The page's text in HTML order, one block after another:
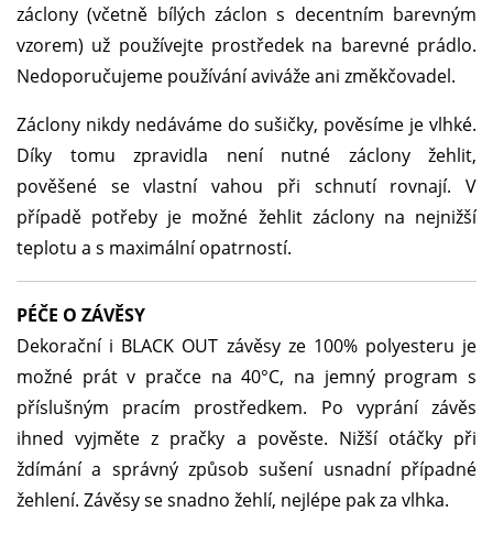
záclony (včetně bílých záclon s decentním barevným
vzorem) už používejte prostředek na barevné prádlo.
Nedoporučujeme používání aviváže ani změkčovadel.
Záclony nikdy nedáváme do sušičky, pověsíme je vlhké.
Díky tomu zpravidla není nutné záclony žehlit,
pověšené se vlastní vahou při schnutí rovnají. V
případě potřeby je možné žehlit záclony na nejnižší
teplotu a s maximální opatrností.
PÉČE O ZÁVĚSY
Dekorační i BLACK OUT závěsy ze 100% polyesteru je
možné prát v pračce na 40°C, na jemný program s
příslušným pracím prostředkem. Po vyprání závěs
ihned vyjměte z pračky a pověste. Nižší otáčky při
ždímání a správný způsob sušení usnadní případné
žehlení. Závěsy se snadno žehlí, nejlépe pak za vlhka.